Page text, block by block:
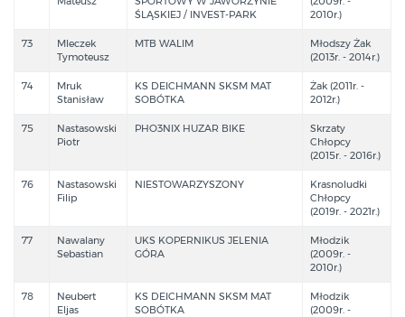
ŚLĄSKIEJ / INVEST-PARK
2010r.)
73
Mleczek
Tymoteusz
MTB WALIM
Młodszy Żak
(2013r. - 2014r.)
74
Mruk
Stanisław
KS DEICHMANN SKSM MAT
SOBÓTKA
Żak (2011r. -
2012r.)
75
Nastasowski
Piotr
PHO3NIX HUZAR BIKE
Skrzaty
Chłopcy
(2015r. - 2016r.)
76
Nastasowski
Filip
NIESTOWARZYSZONY
Krasnoludki
Chłopcy
(2019r. - 2021r.)
77
Nawalany
Sebastian
UKS KOPERNIKUS JELENIA
GÓRA
Młodzik
(2009r. -
2010r.)
78
Neubert
Eljas
KS DEICHMANN SKSM MAT
SOBÓTKA
Młodzik
(2009r. -